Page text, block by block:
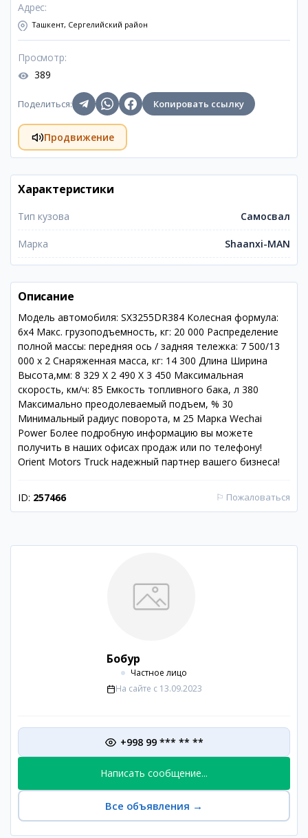
Адрес:
Ташкент, Сергелийский район
Просмотр:
389
Поделиться: Копировать ссылку
Продвижение
Характеристики
Тип кузова Самосвал
Марка Shaanxi-MAN
Описание
Модель автомобиля: SX3255DR384 Колесная формула:
6х4 Макс. грузоподъемность, кг: 20 000 Распределение
полной массы: передняя ось / задняя тележка: 7 500/13
000 х 2 Снаряженная масса, кг: 14 300 Длина Ширина
Высота,мм: 8 329 Х 2 490 Х 3 450 Максимальная
скорость, км/ч: 85 Емкость топливного бака, л 380
Максимально преодолеваемый подъем, % 30
Минимальный радиус поворота, м 25 Марка Wechai
Power Более подробную информацию вы можете
получить в наших офисах продаж или по телефону!
Orient Motors Truck надежный партнер вашего бизнеса!
ID: 257466 ⚐ Пожаловаться
Бобур
Частное лицо
На сайте с 13.09.2023
+998 99 *** ** **
Написать сообщение...
Все объявления →